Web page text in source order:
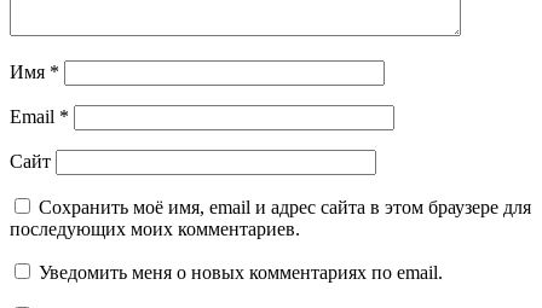
Имя *
Email *
Сайт
Сохранить моё имя, email и адрес сайта в этом браузере для
последующих моих комментариев.
Уведомить меня о новых комментариях по email.